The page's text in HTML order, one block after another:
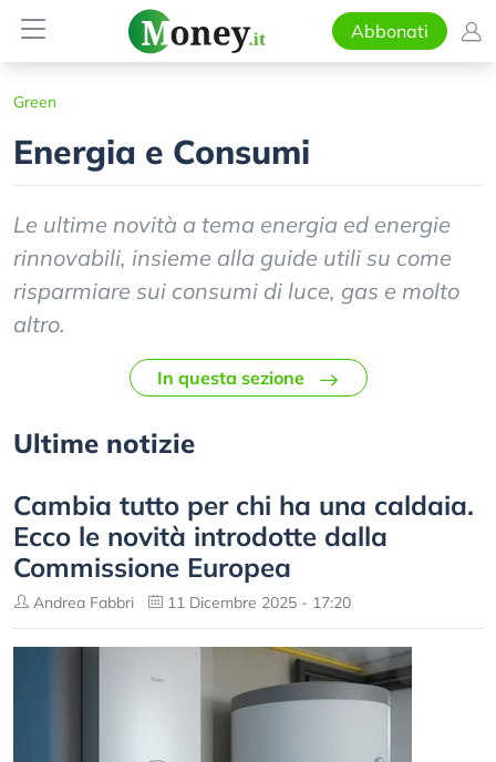
Abbonati
Green
Energia e Consumi
Le ultime novità a tema energia ed energie
rinnovabili, insieme alla guide utili su come
risparmiare sui consumi di luce, gas e molto
altro.
In questa sezione
Ultime notizie
Cambia tutto per chi ha una caldaia.
Ecco le novità introdotte dalla
Commissione Europea
Andrea Fabbri 11 Dicembre 2025 - 17:20